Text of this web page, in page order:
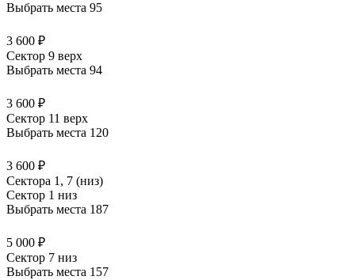
Выбрать места 95
3 600 ₽
Сектор 9 верх
Выбрать места 94
3 600 ₽
Сектор 11 верх
Выбрать места 120
3 600 ₽
Сектора 1, 7 (низ)
Сектор 1 низ
Выбрать места 187
5 000 ₽
Сектор 7 низ
Выбрать места 157